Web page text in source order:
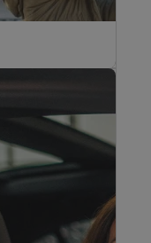
van 9 tot 18
een niet te
te ontdekken,
van